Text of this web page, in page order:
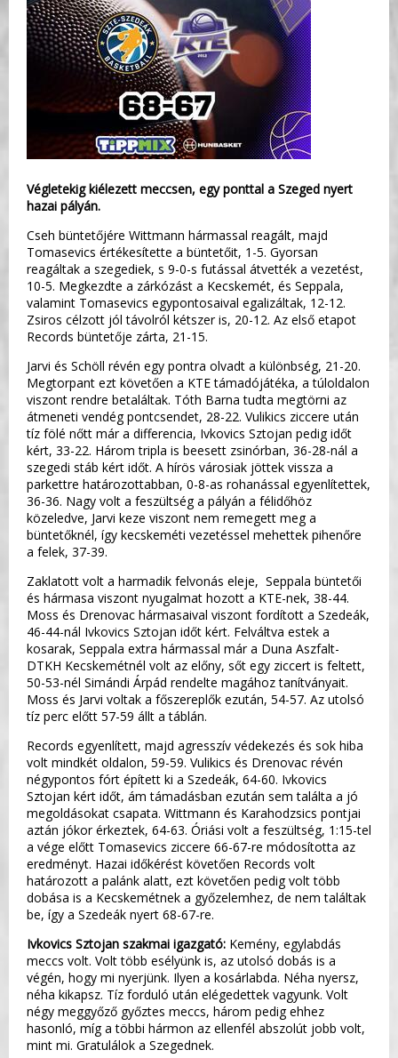
Végletekig kiélezett meccsen, egy ponttal a Szeged nyert
hazai pályán.
Cseh büntetőjére Wittmann hármassal reagált, majd
Tomasevics értékesítette a büntetőit, 1-5. Gyorsan
reagáltak a szegediek, s 9-0-s futással átvették a vezetést,
10-5. Megkezdte a zárkózást a Kecskemét, és Seppala,
valamint Tomasevics egypontosaival egalizáltak, 12-12.
Zsiros célzott jól távolról kétszer is, 20-12. Az első etapot
Records büntetője zárta, 21-15.
Jarvi és Schöll révén egy pontra olvadt a különbség, 21-20.
Megtorpant ezt követően a KTE támadójátéka, a túloldalon
viszont rendre betaláltak. Tóth Barna tudta megtörni az
átmeneti vendég pontcsendet, 28-22. Vulikics ziccere után
tíz fölé nőtt már a differencia, Ivkovics Sztojan pedig időt
kért, 33-22. Három tripla is beesett zsinórban, 36-28-nál a
szegedi stáb kért időt. A hírös városiak jöttek vissza a
parkettre határozottabban, 0-8-as rohanással egyenlítettek,
36-36. Nagy volt a feszültség a pályán a félidőhöz
közeledve, Jarvi keze viszont nem remegett meg a
büntetőknél, így kecskeméti vezetéssel mehettek pihenőre
a felek, 37-39.
Zaklatott volt a harmadik felvonás eleje, Seppala büntetői
és hármasa viszont nyugalmat hozott a KTE-nek, 38-44.
Moss és Drenovac hármasaival viszont fordított a Szedeák,
46-44-nál Ivkovics Sztojan időt kért. Felváltva estek a
kosarak, Seppala extra hármassal már a Duna Aszfalt-
DTKH Kecskemétnél volt az előny, sőt egy ziccert is feltett,
50-53-nél Simándi Árpád rendelte magához tanítványait.
Moss és Jarvi voltak a főszereplők ezután, 54-57. Az utolsó
tíz perc előtt 57-59 állt a táblán.
Records egyenlített, majd agresszív védekezés és sok hiba
volt mindkét oldalon, 59-59. Vulikics és Drenovac révén
négypontos fórt épített ki a Szedeák, 64-60. Ivkovics
Sztojan kért időt, ám támadásban ezután sem találta a jó
megoldásokat csapata. Wittmann és Karahodzsics pontjai
aztán jókor érkeztek, 64-63. Óriási volt a feszültség, 1:15-tel
a vége előtt Tomasevics ziccere 66-67-re módosította az
eredményt. Hazai időkérést követően Records volt
határozott a palánk alatt, ezt követően pedig volt több
dobása is a Kecskemétnek a győzelemhez, de nem találtak
be, így a Szedeák nyert 68-67-re.
Ivkovics Sztojan szakmai igazgató: Kemény, egylabdás
meccs volt. Volt több esélyünk is, az utolsó dobás is a
végén, hogy mi nyerjünk. Ilyen a kosárlabda. Néha nyersz,
néha kikapsz. Tíz forduló után elégedettek vagyunk. Volt
négy meggyőző győztes meccs, három pedig ehhez
hasonló, míg a többi hármon az ellenfél abszolút jobb volt,
mint mi. Gratulálok a Szegednek.